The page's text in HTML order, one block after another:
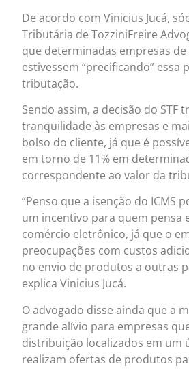
De acordo com Vinicius Jucá,
Tributária de TozziniFreire
que determinadas empresas
estivessem “precificando” essa
tributação.
Sendo assim, a decisão do STF
tranquilidade às empresas e
bolso do cliente, já que é
em torno de 11% em
correspondente ao valor da
“Penso que a isenção do ICMS
um incentivo para quem pensa
comércio eletrônico, já que o
preocupações com custos
no envio de produtos a outras
explica Vinicius Jucá.
O advogado disse ainda que a
grande alívio para empresas
distribuição localizados em um
realizam ofertas de produtos